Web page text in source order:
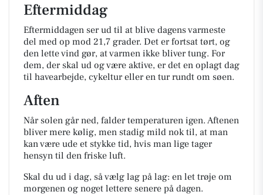
Eftermiddag
Eftermiddagen ser ud til at blive dagens varmeste
del med op mod 21,7 grader. Det er fortsat tørt, og
den lette vind gør, at varmen ikke bliver tung. For
dem, der skal ud og være aktive, er det en oplagt dag
til havearbejde, cykeltur eller en tur rundt om søen.
Aften
Når solen går ned, falder temperaturen igen. Aftenen
bliver mere kølig, men stadig mild nok til, at man
kan være ude et stykke tid, hvis man lige tager
hensyn til den friske luft.
Skal du ud i dag, så vælg lag på lag: en let trøje om
morgenen og noget lettere senere på dagen.